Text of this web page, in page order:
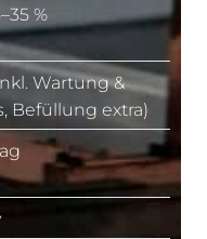
%
Wartung &
Befüllung extra)